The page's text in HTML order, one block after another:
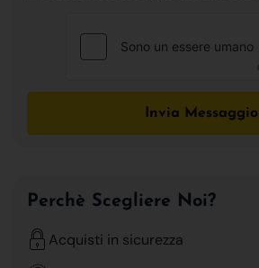
Invia Messaggio
Perchè Scegliere Noi?
Acquisti in sicurezza